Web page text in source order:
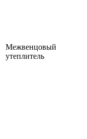
Межвенцовый
утеплитель